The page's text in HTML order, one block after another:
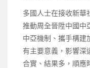
多國人士在接收新華
推動周全晉陞中國中
中亞機制、攜手構
有主要意義，影響深
合實、結果多，順應